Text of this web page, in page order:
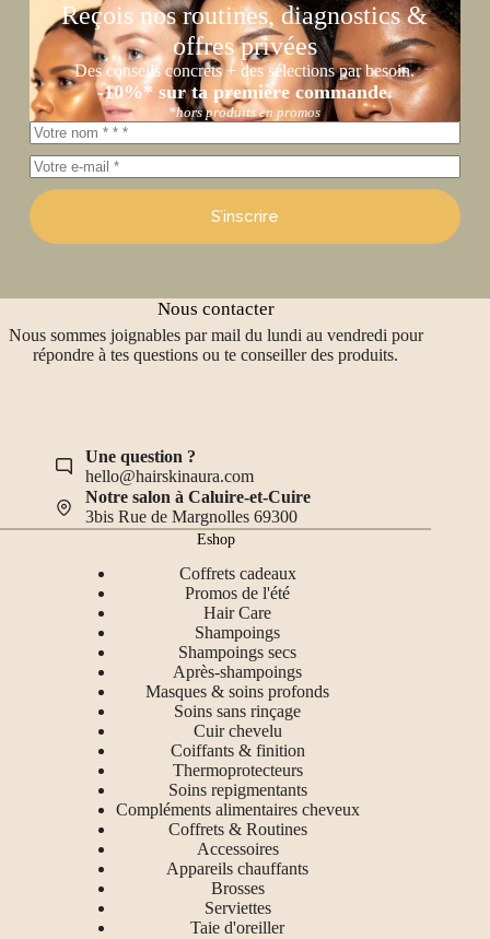
Reçois nos routines, diagnostics &
offres privées
Des conseils concrets + des sélections par besoin.
-10%* sur ta première commande.
*hors produits en promos
S’inscrire
Nous contacter
Nous sommes joignables par mail du lundi au vendredi pour
répondre à tes questions ou te conseiller des produits.
Une question ?
hello@hairskinaura.com
Notre salon à Caluire-et-Cuire
3bis Rue de Margnolles 69300
Eshop
Coffrets cadeaux
Promos de l'été
Hair Care
Shampoings
Shampoings secs
Après-shampoings
Masques & soins profonds
Soins sans rinçage
Cuir chevelu
Coiffants & finition
Thermoprotecteurs
Soins repigmentants
Compléments alimentaires cheveux
Coffrets & Routines
Accessoires
Appareils chauffants
Brosses
Serviettes
Taie d'oreiller